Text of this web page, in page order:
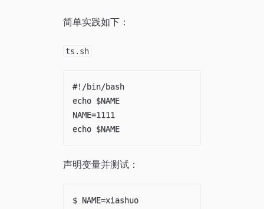
简单实践如下：
ts.sh
#!/bin/bash
echo $NAME
NAME=1111
echo $NAME
声明变量并测试：
$ NAME=xiashuo